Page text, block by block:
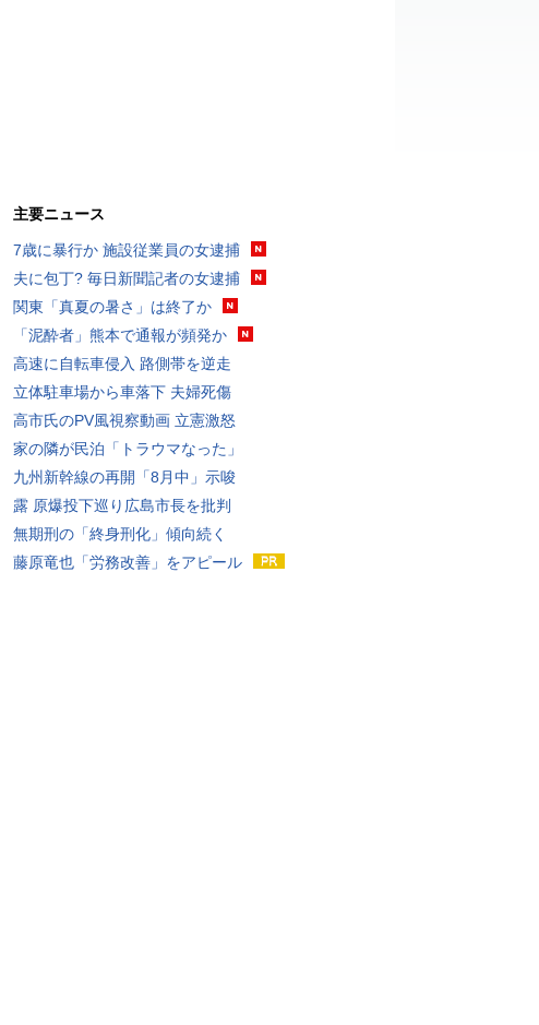
主要ニュース
7歳に暴行か 施設従業員の女逮捕
夫に包丁? 毎日新聞記者の女逮捕
関東「真夏の暑さ」は終了か
「泥酔者」熊本で通報が頻発か
高速に自転車侵入 路側帯を逆走
立体駐車場から車落下 夫婦死傷
高市氏のPV風視察動画 立憲激怒
家の隣が民泊「トラウマなった」
九州新幹線の再開「8月中」示唆
露 原爆投下巡り広島市長を批判
無期刑の「終身刑化」傾向続く
藤原竜也「労務改善」をアピール